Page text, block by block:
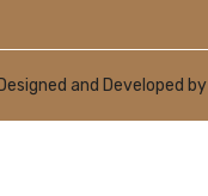
and Developed by